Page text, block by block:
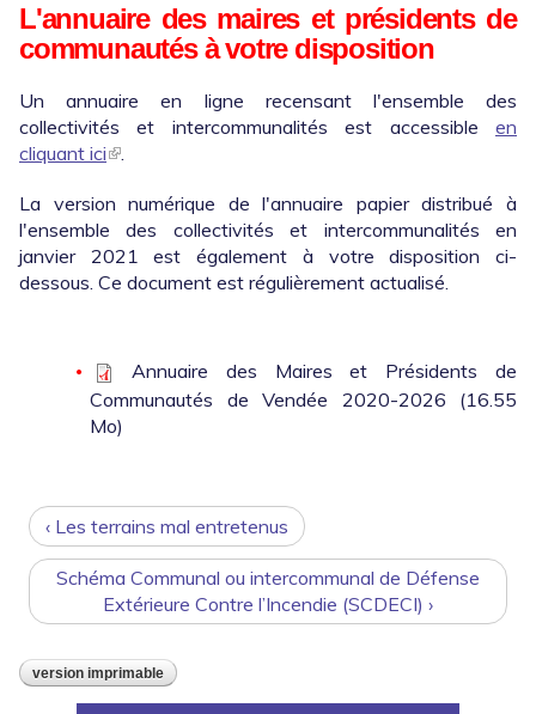
L'annuaire des maires et présidents de
communautés à votre disposition
Un annuaire en ligne recensant l'ensemble des
collectivités et intercommunalités est accessible en
cliquant ici
La version numérique de l'annuaire papier distribué à
l'ensemble des collectivités et intercommunalités en
janvier 2021 est également à votre disposition ci-
dessous. Ce document est régulièrement actualisé.
Annuaire des Maires et Présidents de
Communautés de Vendée 2020-2026
(16.55
Mo)
‹ Les terrains mal entretenus
Schéma Communal ou intercommunal de Défense
Extérieure Contre l’Incendie (SCDECI) ›
version imprimable